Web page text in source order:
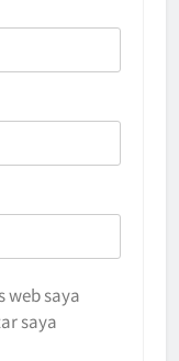
web saya
saya